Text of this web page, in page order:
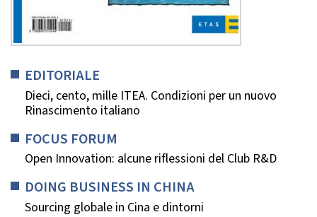
EDITORIALE
Dieci, cento, mille ITEA. Condizioni per un nuovo
Rinascimento italiano
FOCUS FORUM
Open Innovation: alcune riflessioni del Club R&D
DOING BUSINESS IN CHINA
Sourcing globale in Cina e dintorni